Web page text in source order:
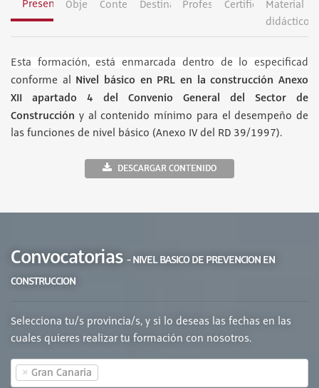
PresentaciónObjetivosContenidosDestinatariosProfesoradoCertificaciónMaterial
didáctico
Esta formación, está enmarcada dentro de lo especificad
conforme al Nivel básico en PRL en la construcción Anexo
XII apartado 4 del Convenio General del Sector de
Construcción y al contenido mínimo para el desempeño de
las funciones de nivel básico (Anexo IV del RD 39/1997).
DESCARGAR CONTENIDO
Convocatorias - NIVEL BASICO DE PREVENCION EN
CONSTRUCCION
Selecciona tu/s provincia/s, y si lo deseas las fechas en las
cuales quieres realizar tu formación con nosotros.
× Gran Canaria